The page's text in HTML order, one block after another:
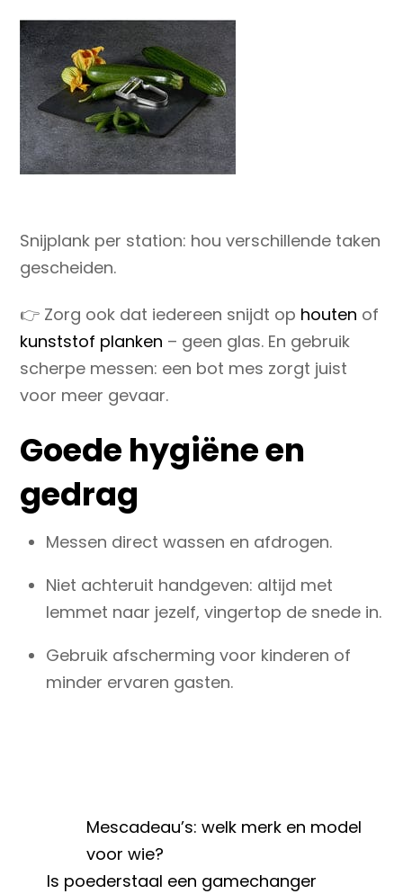
Snijplank per station: hou verschillende taken
gescheiden.
👉 Zorg ook dat iedereen snijdt op houten of
kunststof planken – geen glas. En gebruik
scherpe messen: een bot mes zorgt juist
voor meer gevaar.
Goede hygiëne en
gedrag
Messen direct wassen en afdrogen.
Niet achteruit handgeven: altijd met
lemmet naar jezelf, vingertop de snede in.
Gebruik afscherming voor kinderen of
minder ervaren gasten.
Mescadeau’s: welk merk en model
voor wie?
Is poederstaal een gamechanger